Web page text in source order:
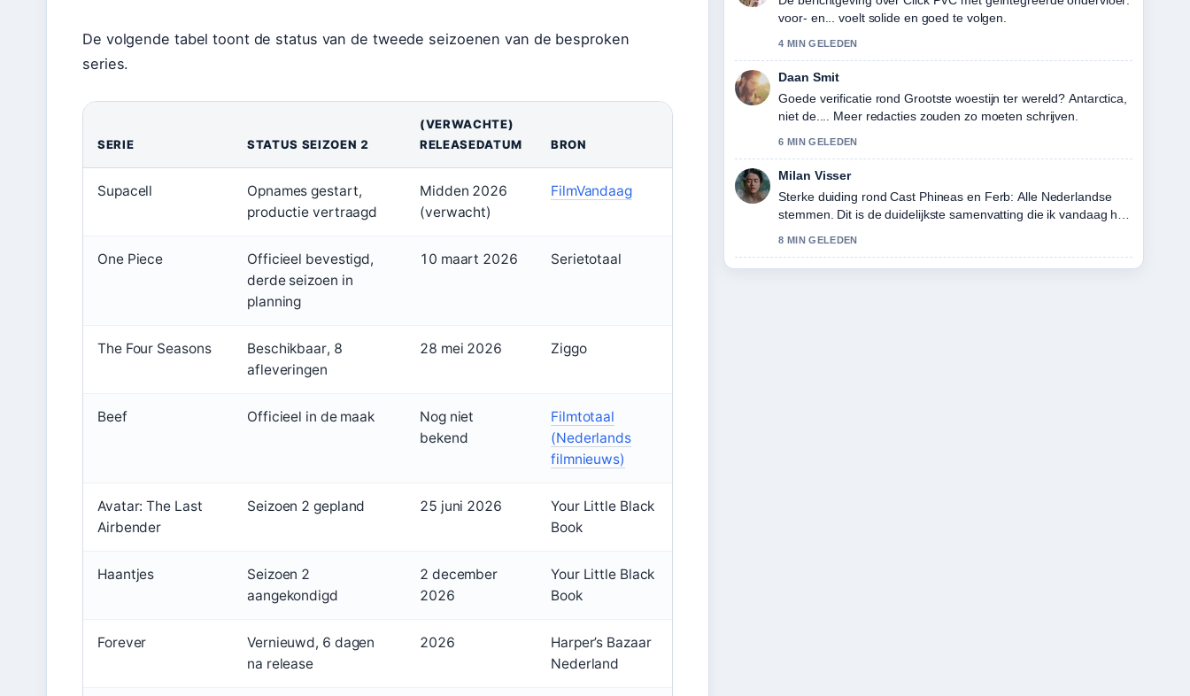
De volgende tabel toont de status van de tweede seizoenen van de besproken
series.
SERIE STATUS SEIZOEN 2
(VERWACHTE)
RELEASEDATUM
BRON
Supacell
Opnames gestart,
productie vertraagd
Midden 2026
(verwacht)
FilmVandaag
One Piece
Officieel bevestigd,
derde seizoen in
planning
10 maart 2026 Serietotaal
The Four Seasons
Beschikbaar, 8
afleveringen
28 mei 2026 Ziggo
Beef Officieel in de maak
Nog niet
bekend
Filmtotaal
(Nederlands
filmnieuws)
Avatar: The Last
Airbender
Seizoen 2 gepland 25 juni 2026
Your Little Black
Book
Haantjes
Seizoen 2
aangekondigd
2 december
2026
Your Little Black
Book
Forever
Vernieuwd, 6 dagen
na release
2026
Harper’s Bazaar
Nederland
voor- en... voelt solide en goed te volgen.
4 MIN GELEDEN
Daan Smit
Goede verificatie rond Grootste woestijn ter wereld? Antarctica,
niet de.... Meer redacties zouden zo moeten schrijven.
6 MIN GELEDEN
Milan Visser
Sterke duiding rond Cast Phineas en Ferb: Alle Nederlandse
stemmen. Dit is de duidelijkste samenvatting die ik vandaag heb
8 MIN GELEDEN